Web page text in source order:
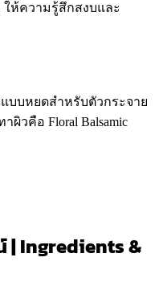
ห้ความรู้สึกสงบและ
แบบหยดสำหรับตัวกระจาย
วคือ Floral Balsamic
| Ingredients &